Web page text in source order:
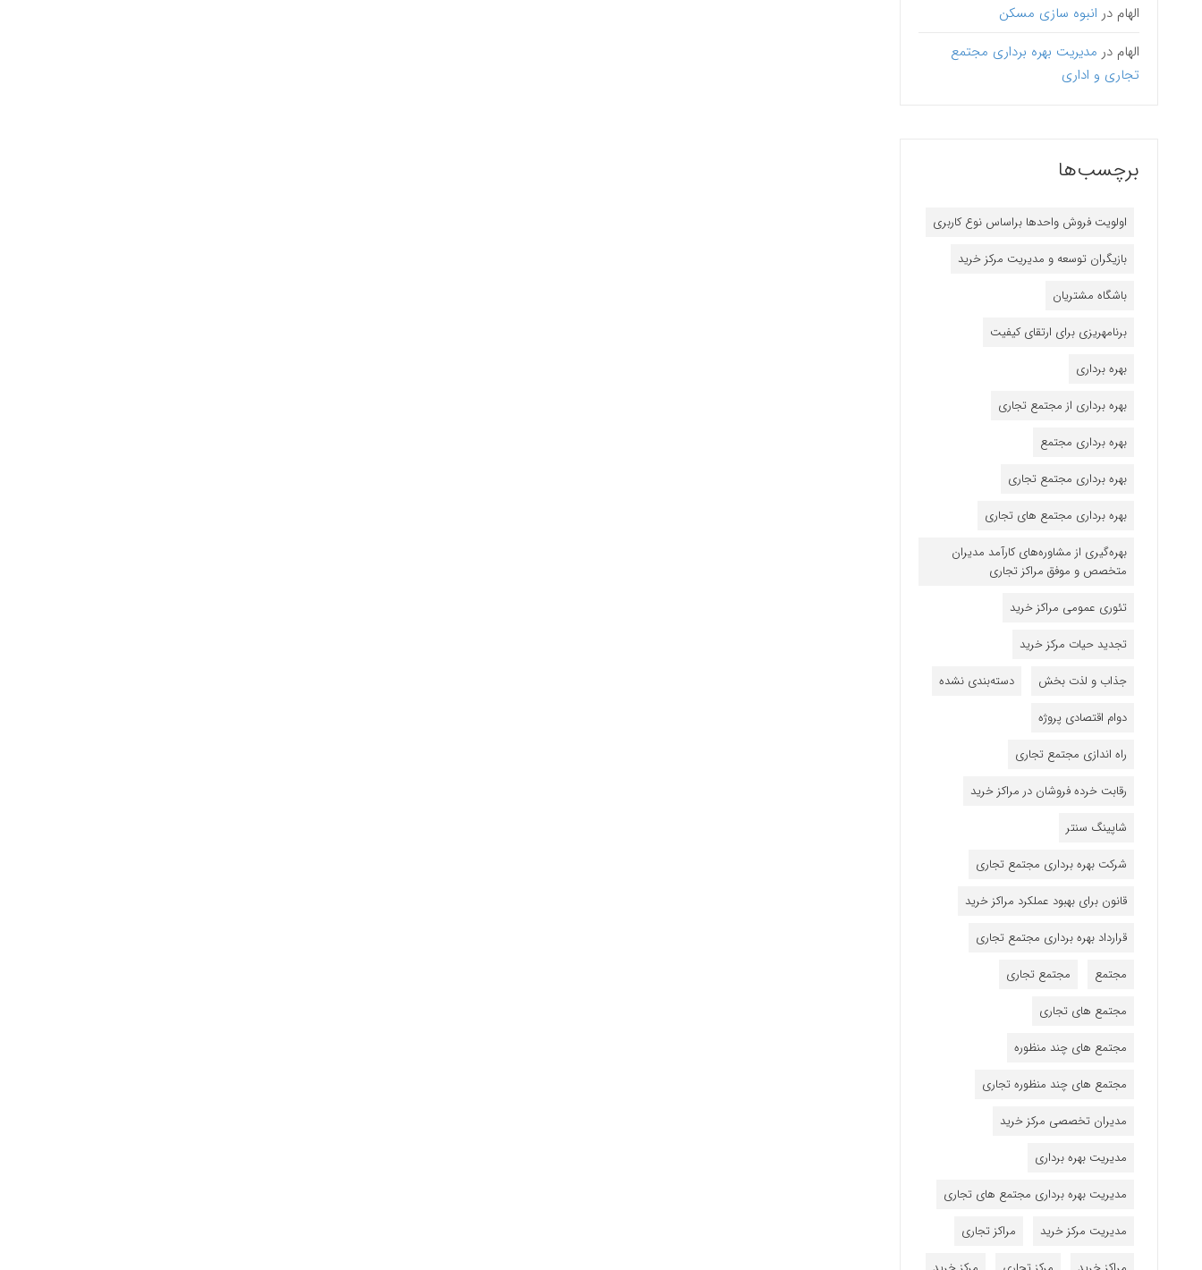
الهام در انبوه سازی مسکن
الهام در مدیریت بهره برداری مجتمع
تجاری و اداری
برچسب‌ها
اولویت فروش واحدها براساس نوع کاربری
بازیگران توسعه و مدیریت مرکز خرید
باشگاه مشتریان
برنامه‎ریزی برای ارتقای کیفیت
بهره برداری
بهره برداری از مجتمع تجاری
بهره برداری مجتمع
بهره برداری مجتمع تجاری
بهره برداری مجتمع های تجاری
بهره‌گیری از مشاوره‌های کارآمد مدیران
متخصص و موفق مراکز تجاری
تئوری عمومی مراکز خرید
تجدید حیات مرکز خرید
جذاب و لذت بخش
دسته‌بندی نشده
دوام اقتصادی پروژه
راه اندازی مجتمع تجاری
رقابت خرده فروشان در مراکز خرید
شاپینگ سنتر
شرکت بهره برداری مجتمع تجاری
قانون برای بهبود عملکرد مراکز خرید
قرارداد بهره برداری مجتمع تجاری
مجتمع
مجتمع تجاری
مجتمع های تجاری
مجتمع های چند منظوره
مجتمع های چند منظوره تجاری
مدیران تخصصی مرکز خرید
مدیریت بهره برداری
مدیریت بهره برداری مجتمع های تجاری
مدیریت مرکز خرید
مراکز تجاری